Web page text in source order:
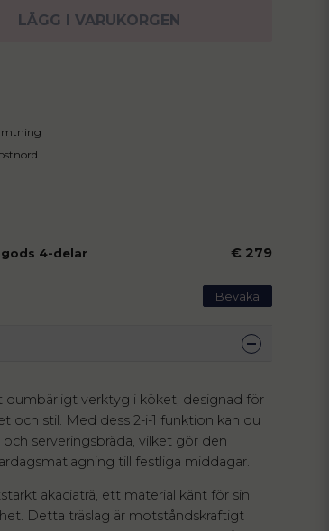
LÄGG I VARUKORGEN
4-delar € 279
Bevaka
oumbärligt verktyg i köket, designad för
och stil. Med dess 2-i-1 funktion kan du
serveringsbräda, vilket gör den
till festliga middagar.
akaciaträ, ett material känt för sin
Detta träslag är motståndskraftigt